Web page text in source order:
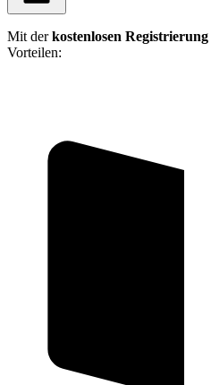
Mit derkostenlosen Registrierung
Vorteilen: